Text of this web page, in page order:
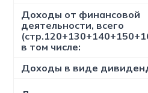
Доходы от финансовой
деятельности, всего
в том числе:
Доходы в виде